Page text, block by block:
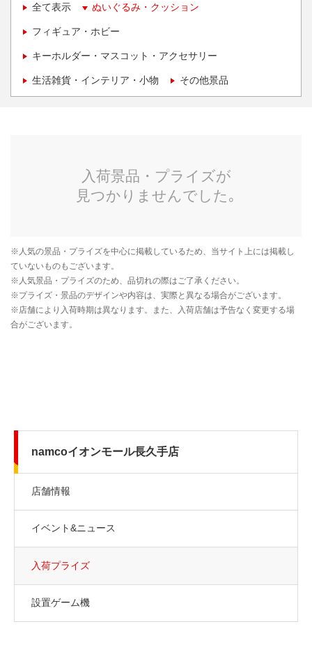
全て表示 ぬいぐるみ・クッション
フィギュア・ホビー
キーホルダー・マスコット・アクセサリー
生活雑貨・インテリア・小物 その他景品
namcoイオンモール長久手店
店舗情報
イベント&ニュース
入荷プライズ
設置ゲーム機